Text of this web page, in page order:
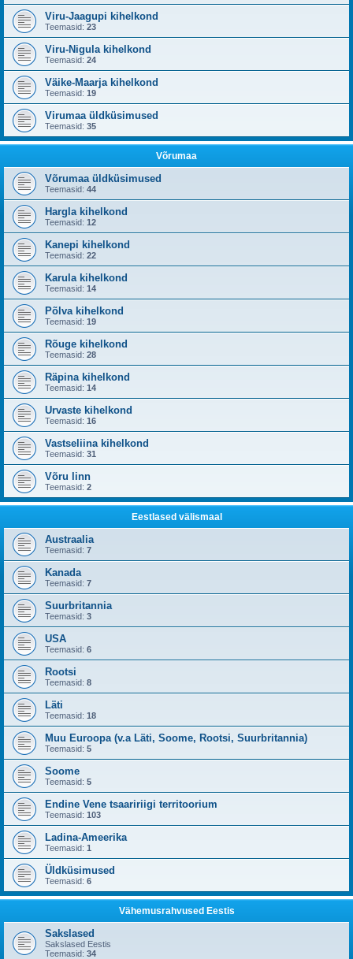
Viru-Jaagupi kihelkond
Teemasid: 23
Viru-Nigula kihelkond
Teemasid: 24
Väike-Maarja kihelkond
Teemasid: 19
Virumaa üldküsimused
Teemasid: 35
Võrumaa
Võrumaa üldküsimused
Teemasid: 44
Hargla kihelkond
Teemasid: 12
Kanepi kihelkond
Teemasid: 22
Karula kihelkond
Teemasid: 14
Põlva kihelkond
Teemasid: 19
Rõuge kihelkond
Teemasid: 28
Räpina kihelkond
Teemasid: 14
Urvaste kihelkond
Teemasid: 16
Vastseliina kihelkond
Teemasid: 31
Võru linn
Teemasid: 2
Eestlased välismaal
Austraalia
Teemasid: 7
Kanada
Teemasid: 7
Suurbritannia
Teemasid: 3
USA
Teemasid: 6
Rootsi
Teemasid: 8
Läti
Teemasid: 18
Muu Euroopa (v.a Läti, Soome, Rootsi, Suurbritannia)
Teemasid: 5
Soome
Teemasid: 5
Endine Vene tsaaririigi territoorium
Teemasid: 103
Ladina-Ameerika
Teemasid: 1
Üldküsimused
Teemasid: 6
Vähemusrahvused Eestis
Sakslased
Sakslased Eestis
Teemasid: 34